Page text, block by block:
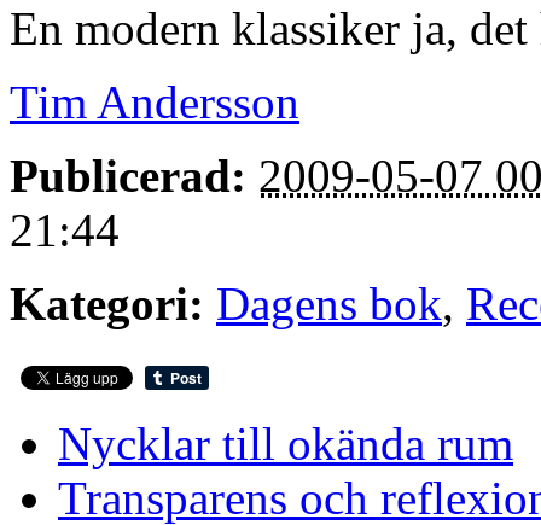
En modern klassiker ja,
Tim Andersson
Publicerad: 2009-05-07
21:44
Kategori: Dagens bok,
Nycklar till okända rum
Transparens och